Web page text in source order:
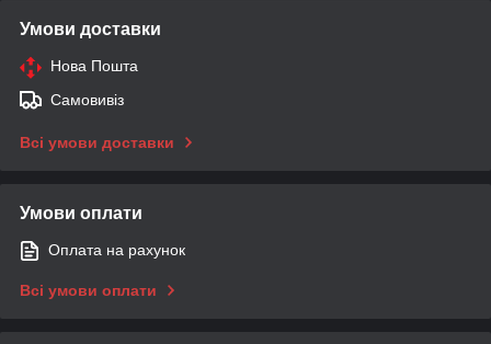
Умови доставки
Нова Пошта
Самовивіз
Всі умови доставки
Умови оплати
Оплата на рахунок
Всі умови оплати